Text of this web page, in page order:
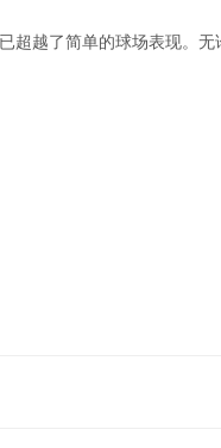
超越了简单的球场表现。